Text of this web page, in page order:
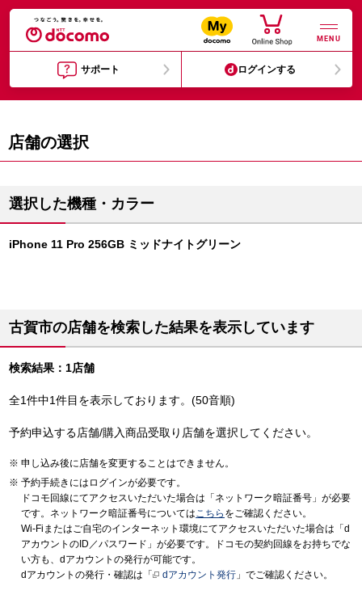
MENU
サポート ログインする
店舗の選択
選択した機種・カラー
iPhone 11 Pro 256GB ミッドナイトグリーン
古賀市の店舗を検索した結果を表示しています
検索結果：1店舗
全1件中1件目を表示しております。(50音順)
予約申込する店舗/購入商品受取り店舗を選択してください。
申し込み後に店舗を変更することはできません。
予約手続きにはログインが必要です。
ドコモ回線にてアクセスいただいた場合は「ネットワーク暗証番号」が必要
です。ネットワーク暗証番号についてはこちら をご確認ください。
Wi-Fiまたはご自宅のインターネット環境にてアクセスいただいた場合は「d
アカウントのID／パスワード」が必要です。ドコモの契約回線をお持ちでな
い方も、dアカウントの発行が可能です。
dアカウントの発行・確認は「
dアカウント発行 」でご確認ください。